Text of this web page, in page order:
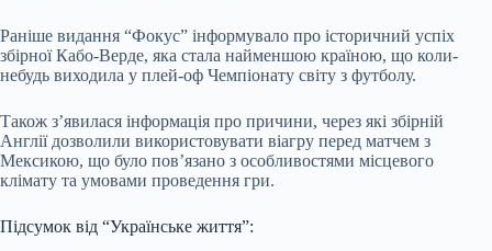
Раніше видання “Фокус” інформувало про історичний успіх
збірної Кабо-Верде, яка стала найменшою країною, що коли-
небудь виходила у плей-оф Чемпіонату світу з футболу.
Також з’явилася інформація про причини, через які збірній
Англії дозволили використовувати віагру перед матчем з
Мексикою, що було пов’язано з особливостями місцевого
клімату та умовами проведення гри.
Підсумок від “Українське життя”: